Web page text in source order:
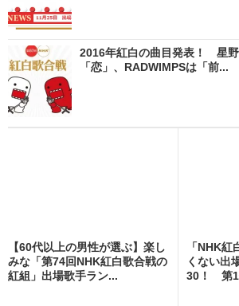
2016年紅白の曲目発表！ 星
「恋」、RADWIMPSは「前...
【60代以上の男性が選ぶ】楽し
みな「第74回NHK紅白歌合戦の
紅組」出場歌手ラン...
「NHK
くない出
30！ 第1